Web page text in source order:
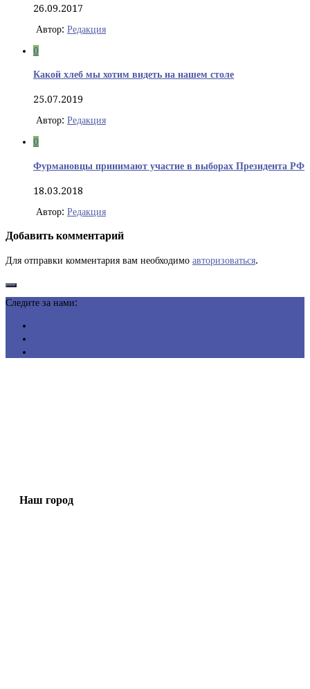
26.09.2017
Автор: Редакция
0
Какой хлеб мы хотим видеть на нашем столе
25.07.2019
Автор: Редакция
0
Фурмановцы принимают участие в выборах Президента РФ
18.03.2018
Автор: Редакция
Добавить комментарий
Для отправки комментария вам необходимо авторизоваться.
Следите за нами:
Наш город